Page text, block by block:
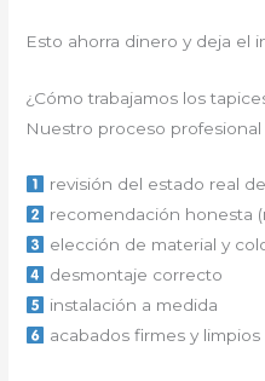
Esto ahorra dinero y deja el
¿Cómo trabajamos los
Nuestro proceso profesional
revisión del estado real
recomendación honesta
elección de material y
desmontaje correcto
instalación a medida
acabados firmes y limpios